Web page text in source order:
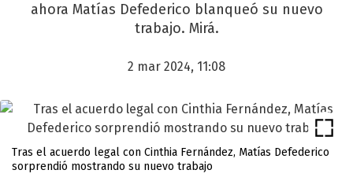
ahora Matías Defederico blanqueó su nuevo
trabajo. Mirá.
2 mar 2024, 11:08
Tras el acuerdo legal con Cinthia Fernández, Matías Defederico
sorprendió mostrando su nuevo trabajo